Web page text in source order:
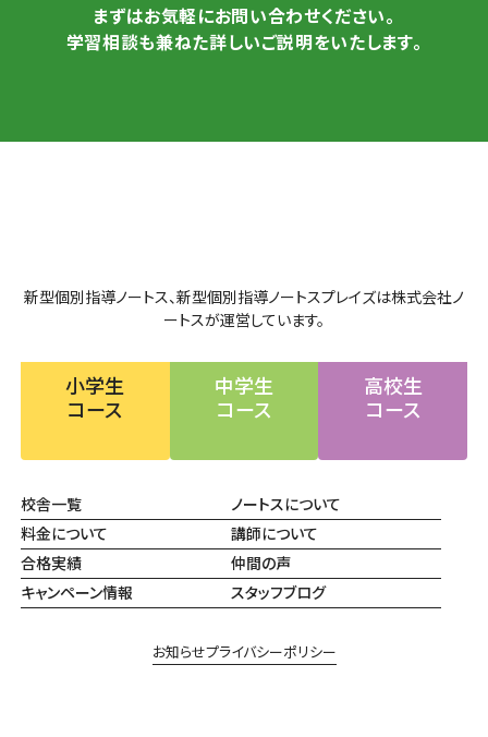
まずはお気軽にお問い合わせください。
学習相談も兼ねた詳しいご説明をいたします。
新型個別指導ノートス、新型個別指導ノートスプレイズは株式会社ノ
ートスが運営しています。
小学生
コース
中学生
コース
高校生
コース
校舎一覧
ノートスについて
料金について
講師について
合格実績
仲間の声
キャンペーン情報
スタッフブログ
お知らせプライバシーポリシー